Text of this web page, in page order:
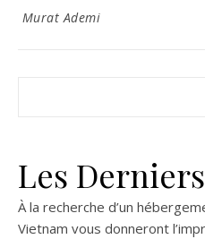
Murat Ademi
Les
À la recherche d’un
Vietnam vous donneront